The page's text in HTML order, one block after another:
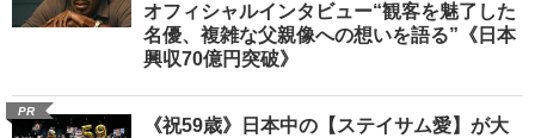
オフィシャルインタビュー“観客を魅了した
名優、複雑な父親像への想いを語る”《日本
興収70億円突破》
PR
《祝59歳》日本中の【ステイサム愛】が大